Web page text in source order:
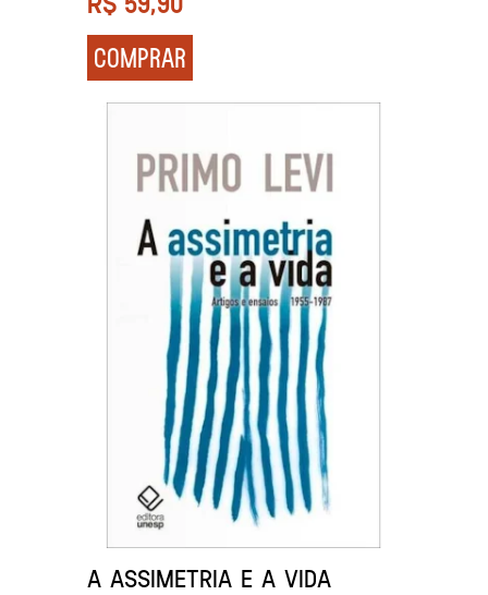
COMPRAR
A ASSIMETRIA E A VIDA